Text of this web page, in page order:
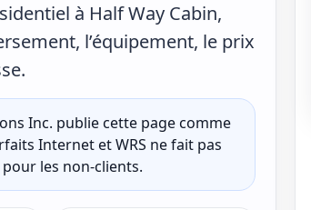
à Half Way Cabin,
l’équipement, le prix
Inc. publie cette page comme
Internet et WRS ne fait pas
les non-clients.